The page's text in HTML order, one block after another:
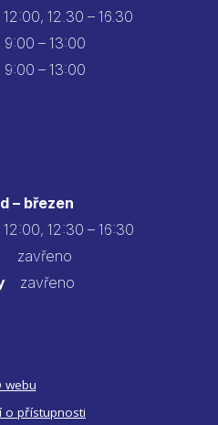
12.30 – 16.30
– 13:00
9:00 – 13:00
– březen
12:30 – 16:30
zavřeno
zavřeno
webu
o přístupnosti